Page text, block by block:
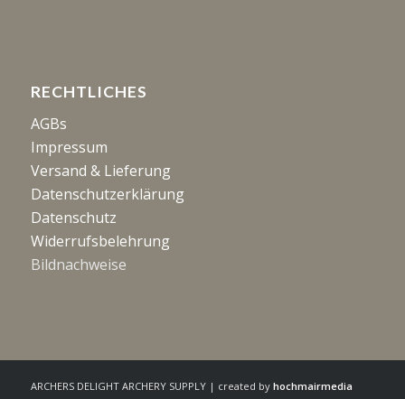
RECHTLICHES
AGBs
Impressum
Versand & Lieferung
Datenschutzerklärung
Datenschutz
Widerrufsbelehrung
Bildnachweise
ARCHERS DELIGHT ARCHERY SUPPLY | created by hochmairmedia